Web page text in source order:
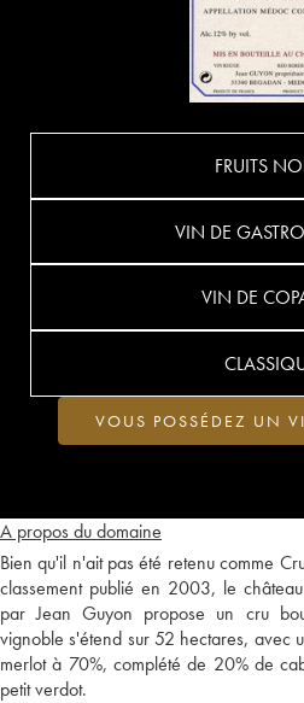
A propos du domaine
Bien qu'il n'ait pas été retenu comme
classement publié en 2003, le
par Jean Guyon propose un cru
vignoble s'étend sur 52 hectares, avec
merlot à 70%, complété de 20% de
petit verdot.
FRUITS
VIN DE
VIN DE
VOUS POSSÉDEZ UN